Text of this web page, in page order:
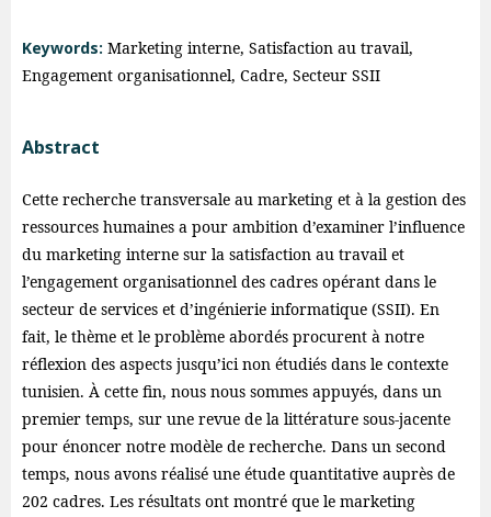
Keywords: Marketing interne, Satisfaction au travail,
Engagement organisationnel, Cadre, Secteur SSII
Abstract
Cette recherche transversale au marketing et à la gestion des
ressources humaines a pour ambition d’examiner l’influence
du marketing interne sur la satisfaction au travail et
l’engagement organisationnel des cadres opérant dans le
secteur de services et d’ingénierie informatique (SSII). En
fait, le thème et le problème abordés procurent à notre
réflexion des aspects jusqu’ici non étudiés dans le contexte
tunisien. À cette fin, nous nous sommes appuyés, dans un
premier temps, sur une revue de la littérature sous-jacente
pour énoncer notre modèle de recherche. Dans un second
temps, nous avons réalisé une étude quantitative auprès de
202 cadres. Les résultats ont montré que le marketing